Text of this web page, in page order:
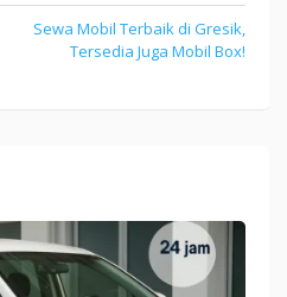
Sewa Mobil Terbaik di Gresik,
Tersedia Juga Mobil Box!